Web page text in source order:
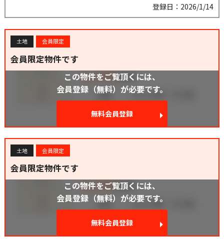
登録日：2026/1/14
土地 会員限定
会員限定物件です
この物件をご覧頂くには、
会員登録（無料）が必要です。
無料会員登録
土地 会員限定
会員限定物件です
この物件をご覧頂くには、
会員登録（無料）が必要です。
無料会員登録